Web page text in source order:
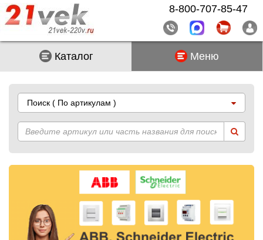
Каталог Меню
Поиск ( По артикулам )
8-800-707-85-47